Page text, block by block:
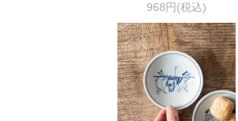
968円(税込)